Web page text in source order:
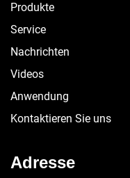
Produkte
Service
Nachrichten
Videos
Anwendung
Kontaktieren Sie uns
Adresse